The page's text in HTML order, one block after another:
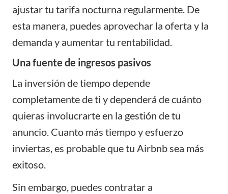
ajustar tu tarifa nocturna regularmente. De
esta manera, puedes aprovechar la oferta y la
demanda y aumentar tu rentabilidad.
Una fuente de ingresos pasivos
La inversión de tiempo depende
completamente de ti y dependerá de cuánto
quieras involucrarte en la gestión de tu
anuncio. Cuanto más tiempo y esfuerzo
inviertas, es probable que tu Airbnb sea más
exitoso.
Sin embargo, puedes contratar a